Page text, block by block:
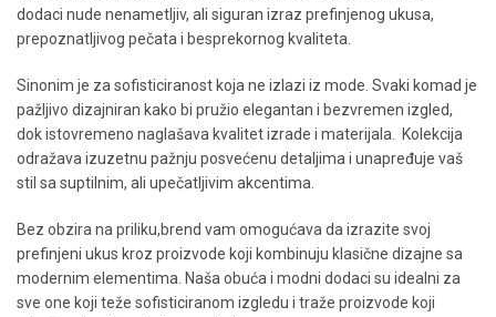
dodaci nude nenametljiv, ali siguran izraz prefinjenog ukusa,
prepoznatljivog pečata i besprekornog kvaliteta.
Sinonim je za sofisticiranost koja ne izlazi iz mode. Svaki komad je
pažljivo dizajniran kako bi pružio elegantan i bezvremen izgled,
dok istovremeno naglašava kvalitet izrade i materijala. Kolekcija
odražava izuzetnu pažnju posvećenu detaljima i unapređuje vaš
stil sa suptilnim, ali upečatljivim akcentima.
Bez obzira na priliku,brend vam omogućava da izrazite svoj
prefinjeni ukus kroz proizvode koji kombinuju klasične dizajne sa
modernim elementima. Naša obuća i modni dodaci su idealni za
sve one koji teže sofisticiranom izgledu i traže proizvode koji